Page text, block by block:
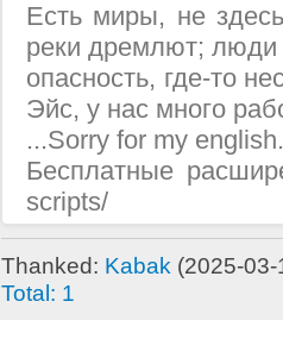
Есть миры, не
реки дремлют; люди
опасность, где-то
Эйс, у нас много
...Sorry for my
Бесплатные
scripts/
Thanked: Kabak (2025-03-
Total: 1